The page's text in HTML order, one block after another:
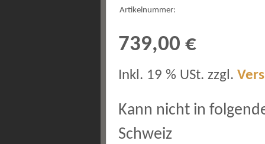
Artikelnummer:
739,00 €
Inkl. 19 % USt. zzgl.
Kann nicht in
Schweiz